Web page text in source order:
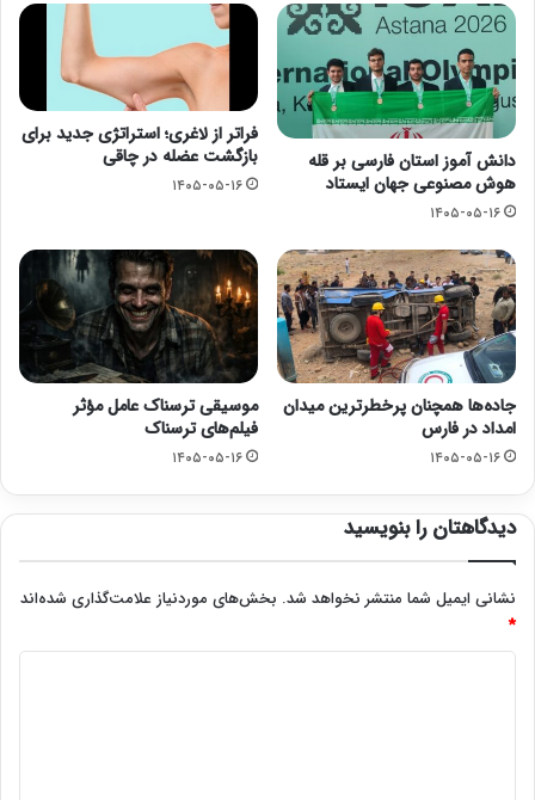
دانش آموز استان فارسی بر قله
هوش مصنوعی جهان ایستاد
۱۴۰۵-۰۵-۱۶
فراتر از لاغری؛ استراتژی جدید برای
بازگشت عضله در چاقی
۱۴۰۵-۰۵-۱۶
جاده‌ها همچنان پرخطرترین میدان
امداد در فارس
۱۴۰۵-۰۵-۱۶
موسیقی ترسناک عامل مؤثر
فیلم‌های ترسناک
۱۴۰۵-۰۵-۱۶
دیدگاهتان را بنویسید
نشانی ایمیل شما منتشر نخواهد شد. بخش‌های موردنیاز علامت‌گذاری شده‌اند
*